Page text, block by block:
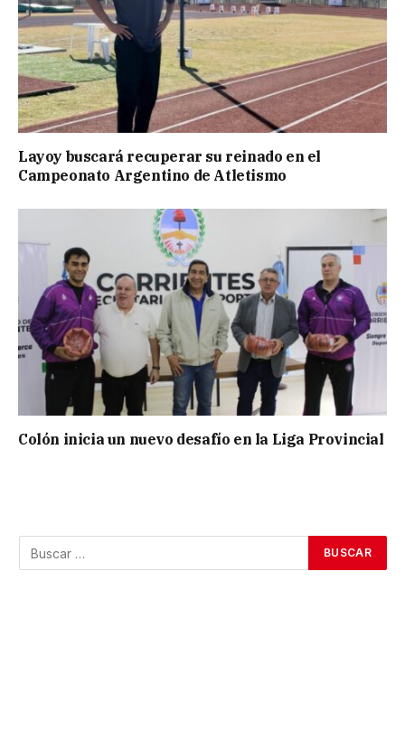
Layoy buscará recuperar su reinado en el
Campeonato Argentino de Atletismo
Colón inicia un nuevo desafío en la Liga Provincial